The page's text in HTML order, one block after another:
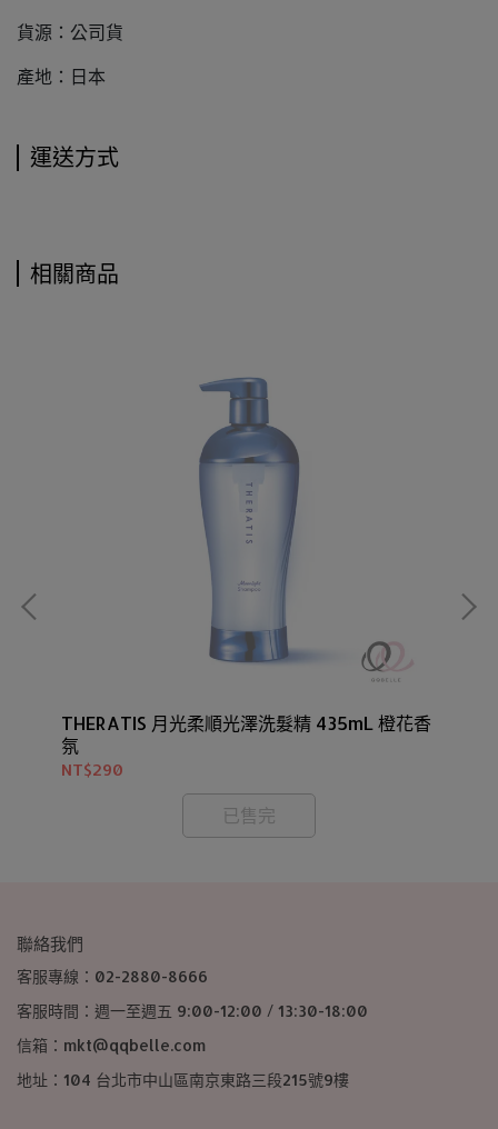
貨源：公司貨
產地：日本
運送方式
相關商品
THERATIS 月光柔順光澤洗髮精 435mL 橙花香
氛
NT$290
已售完
聯絡我們
客服專線：02-2880-8666
客服時間：週一至週五 9:00-12:00 / 13:30-18:00
信箱：mkt@qqbelle.com
地址：104 台北市中山區南京東路三段215號9樓